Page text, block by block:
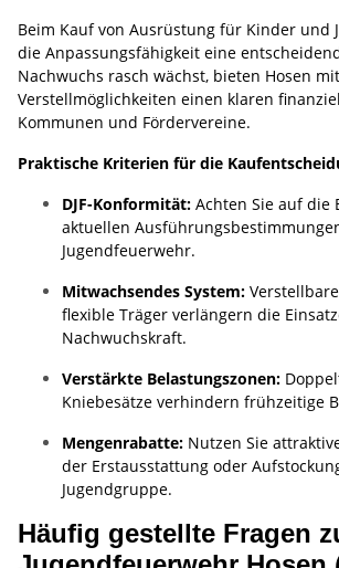
Beim Kauf von Ausrüstung für Kinder und
die Anpassungsfähigkeit eine
Nachwuchs rasch wächst, bieten Hosen
Verstellmöglichkeiten einen klaren
Kommunen und Fördervereine.
Praktische Kriterien für die
DJF-Konformität: Achten Sie auf die
aktuellen
Jugendfeuerwehr.
Mitwachsendes System:
flexible Träger verlängern die
Nachwuchskraft.
Verstärkte Belastungszonen:
Kniebesätze verhindern frühzeitige
Mengenrabatte: Nutzen Sie
der Erstausstattung oder
Jugendgruppe.
Häufig gestellte Fragen